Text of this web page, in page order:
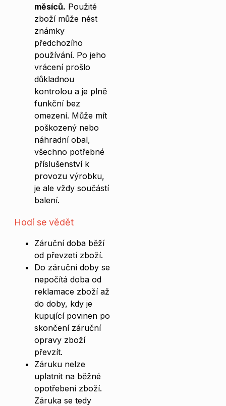
měsíců. Použité
zboží může nést
známky
předchozího
používání. Po jeho
vrácení prošlo
důkladnou
kontrolou a je plně
funkční bez
omezení. Může mít
poškozený nebo
náhradní obal,
všechno potřebné
příslušenství k
provozu výrobku,
je ale vždy součástí
balení.
Hodí se vědět
Záruční doba běží
od převzetí zboží.
Do záruční doby se
nepočítá doba od
reklamace zboží až
do doby, kdy je
kupující povinen po
skončení záruční
opravy zboží
převzít.
Záruku nelze
uplatnit na běžné
opotřebení zboží.
Záruka se tedy